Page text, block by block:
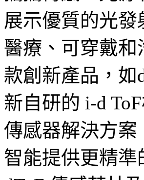
展示優質的光
醫療、可穿戴
款創新產品，如
新自研的 i-d
傳感器解決方
智能提供更精